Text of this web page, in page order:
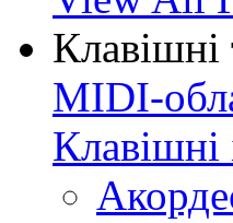
Клавішні
MIDI-
Клавішні